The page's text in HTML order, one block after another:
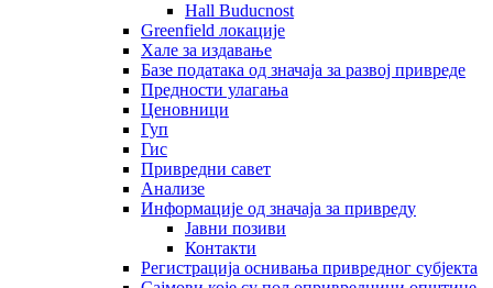
Hall Buducnost
Greenfield локације
Хале за издавање
Базе података од значаја за развој привреде
Предности улагања
Ценовници
Гуп
Гис
Привредни савет
Aнализе
Информације од значаја за привреду
Јавни позиви
Контакти
Регистрација оснивања привредног субјекта